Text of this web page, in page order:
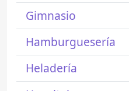
Gimnasio
Hamburguesería
Heladería